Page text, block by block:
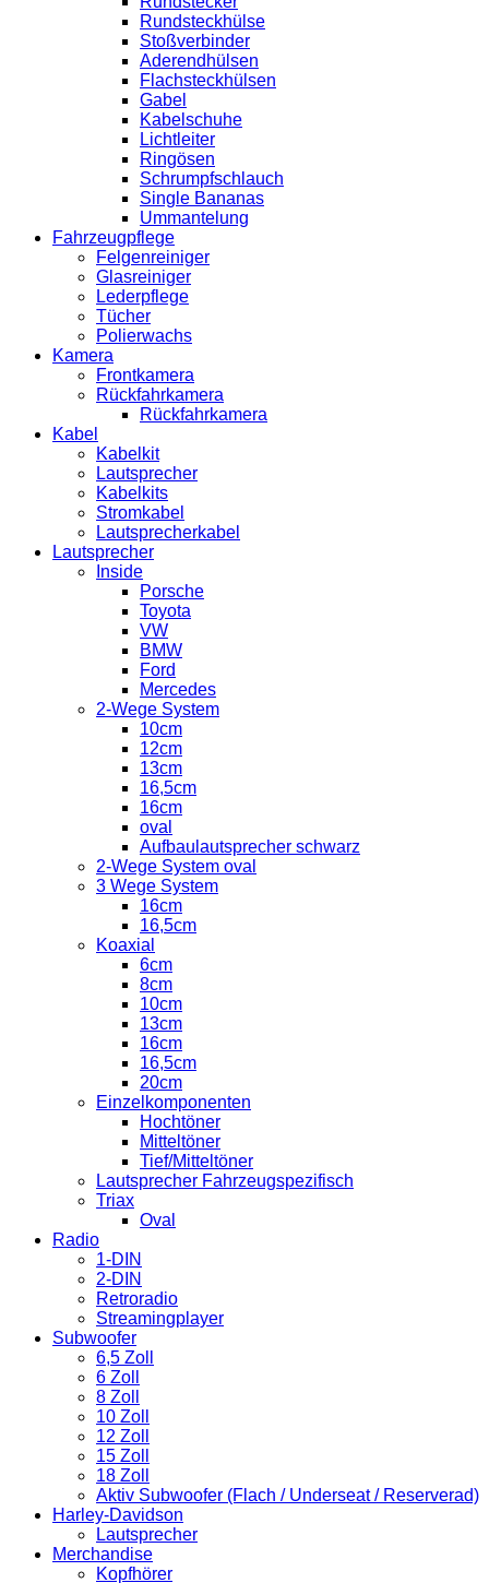
Rundsteckhülse
Stoßverbinder
Aderendhülsen
Flachsteckhülsen
Gabel
Kabelschuhe
Lichtleiter
Ringösen
Schrumpfschlauch
Single Bananas
Ummantelung
Fahrzeugpflege
Felgenreiniger
Glasreiniger
Lederpflege
Tücher
Polierwachs
Kamera
Frontkamera
Rückfahrkamera
Rückfahrkamera
Kabel
Kabelkit
Lautsprecher
Kabelkits
Stromkabel
Lautsprecherkabel
Lautsprecher
Inside
Porsche
Toyota
VW
BMW
Ford
Mercedes
2-Wege System
10cm
12cm
13cm
16,5cm
16cm
oval
Aufbaulautsprecher schwarz
2-Wege System oval
3 Wege System
16cm
16,5cm
Koaxial
6cm
8cm
10cm
13cm
16cm
16,5cm
20cm
Einzelkomponenten
Hochtöner
Mitteltöner
Tief/Mitteltöner
Lautsprecher Fahrzeugspezifisch
Triax
Oval
Radio
1-DIN
2-DIN
Retroradio
Streamingplayer
Subwoofer
6,5 Zoll
6 Zoll
8 Zoll
10 Zoll
12 Zoll
15 Zoll
18 Zoll
Aktiv Subwoofer (Flach / Underseat / Reserverad)
Harley-Davidson
Lautsprecher
Merchandise
Kopfhörer